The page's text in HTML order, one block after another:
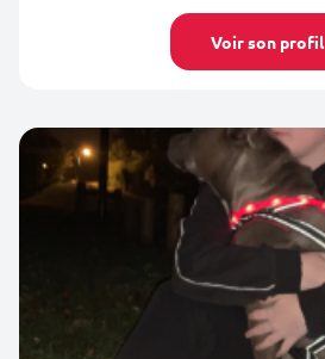
Voir son profil